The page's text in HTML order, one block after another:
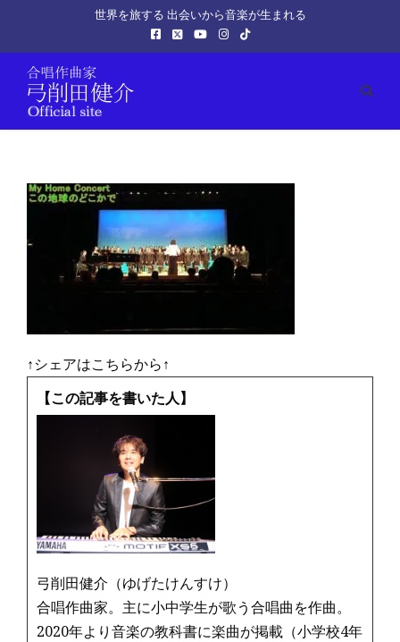
世界を旅する 出会いから音楽が生まれる
↑シェアはこちらから↑
【この記事を書いた人】
弓削田健介（ゆげたけんすけ）
合唱作曲家。主に小中学生が歌う合唱曲を作曲。
2020年より音楽の教科書に楽曲が掲載（小学校4年